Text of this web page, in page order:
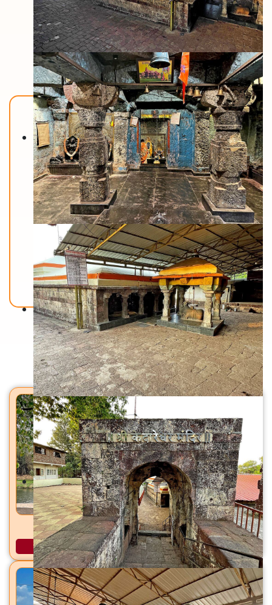
Back To Home
मंदिरे
मेणेश्वर मंदिर / विष्णू मंदिर मेणवली, ता. वाई, जि. सातारा
अधिक माहिती